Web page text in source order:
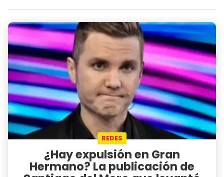
REDES
¿Hay expulsión en Gran
Hermano? La publicación de